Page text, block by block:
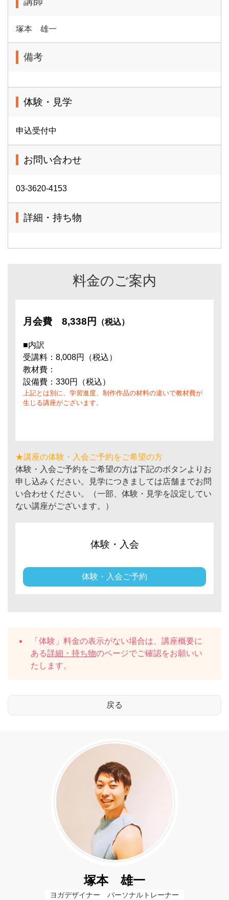
塚本 雄一
備考
体験・見学
申込受付中
お問い合わせ
03-3620-4153
詳細・持ち物
料金のご案内
月会費 8,338円 （税込）
■内訳
受講料：8,008円（税込）
教材費：
設備費：330円（税込）
上記とは別に、学習進度、制作作品の材料の違いで教材費が
生じる講座がございます。
★講座の体験・入会ご予約をご希望の方
体験・入会ご予約をご希望の方は下記のボタンよりお
申し込みください。見学につきましては店舗までお問
い合わせください。（一部、体験・見学を設定してい
ない講座がございます。）
体験・入会
体験・入会ご予約
「体験」料金の表示がない場合は、講座概要に
ある詳細・持ち物のページでご確認をお願いい
たします。
塚本 雄一
ヨガデザイナー　パーソナルトレーナー